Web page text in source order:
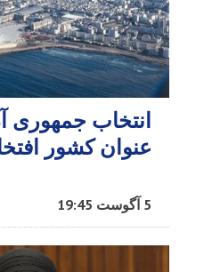
انتخاب جمهوری
عنوان کشور
5 آگوست 19:45